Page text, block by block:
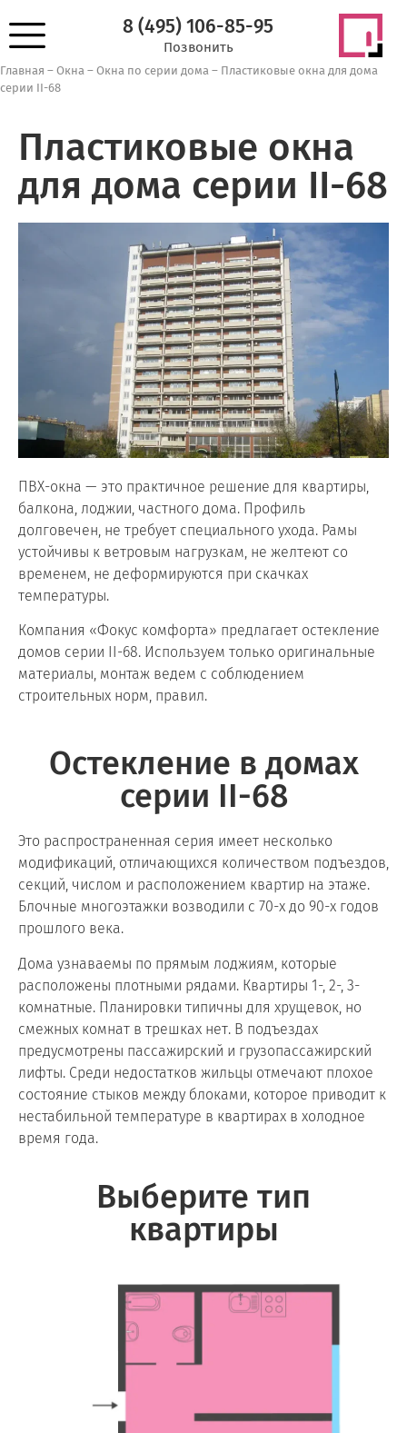
8 (495) 106-85-95
Позвонить
Главная – Окна – Окна по серии дома – Пластиковые окна для дома
серии II-68
Пластиковые окна
для дома серии II-68
ПВХ-окна — это практичное решение для квартиры,
балкона, лоджии, частного дома. Профиль
долговечен, не требует специального ухода. Рамы
устойчивы к ветровым нагрузкам, не желтеют со
временем, не деформируются при скачках
температуры.
Компания «Фокус комфорта» предлагает остекление
домов серии II-68. Используем только оригинальные
материалы, монтаж ведем с соблюдением
строительных норм, правил.
Остекление в домах
серии II-68
Это распространенная серия имеет несколько
модификаций, отличающихся количеством подъездов,
секций, числом и расположением квартир на этаже.
Блочные многоэтажки возводили с 70-х до 90-х годов
прошлого века.
Дома узнаваемы по прямым лоджиям, которые
расположены плотными рядами. Квартиры 1-, 2-, 3-
комнатные. Планировки типичны для хрущевок, но
смежных комнат в трешках нет. В подъездах
предусмотрены пассажирский и грузопассажирский
лифты. Среди недостатков жильцы отмечают плохое
состояние стыков между блоками, которое приводит к
нестабильной температуре в квартирах в холодное
время года.
Выберите тип
квартиры